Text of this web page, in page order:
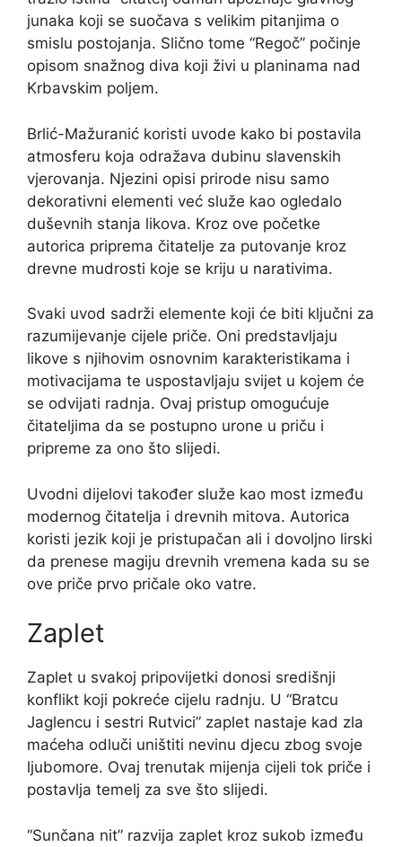
junaka koji se suočava s velikim pitanjima o
smislu postojanja. Slično tome “Regoč” počinje
opisom snažnog diva koji živi u planinama nad
Krbavskim poljem.
Brlić-Mažuranić koristi uvode kako bi postavila
atmosferu koja odražava dubinu slavenskih
vjerovanja. Njezini opisi prirode nisu samo
dekorativni elementi već služe kao ogledalo
duševnih stanja likova. Kroz ove početke
autorica priprema čitatelje za putovanje kroz
drevne mudrosti koje se kriju u narativima.
Svaki uvod sadrži elemente koji će biti ključni za
razumijevanje cijele priče. Oni predstavljaju
likove s njihovim osnovnim karakteristikama i
motivacijama te uspostavljaju svijet u kojem će
se odvijati radnja. Ovaj pristup omogućuje
čitateljima da se postupno urone u priču i
pripreme za ono što slijedi.
Uvodni dijelovi također služe kao most između
modernog čitatelja i drevnih mitova. Autorica
koristi jezik koji je pristupačan ali i dovoljno lirski
da prenese magiju drevnih vremena kada su se
ove priče prvo pričale oko vatre.
Zaplet
Zaplet u svakoj pripovijetki donosi središnji
konflikt koji pokreće cijelu radnju. U “Bratcu
Jaglencu i sestri Rutvici” zaplet nastaje kad zla
maćeha odluči uništiti nevinu djecu zbog svoje
ljubomore. Ovaj trenutak mijenja cijeli tok priče i
postavlja temelj za sve što slijedi.
“Sunčana nit” razvija zaplet kroz sukob između